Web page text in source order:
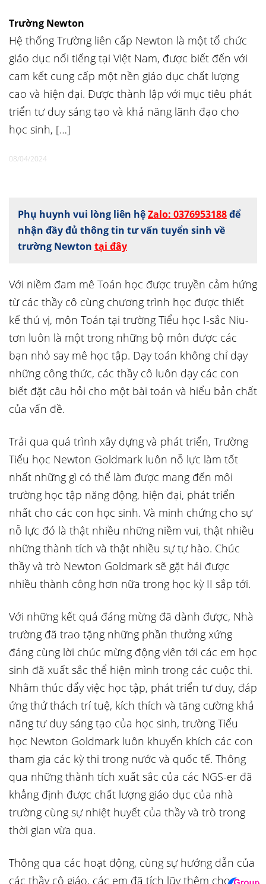
Trường Newton
Hệ thống Trường liên cấp Newton là một tổ chức
giáo dục nổi tiếng tại Việt Nam, được biết đến với
cam kết cung cấp một nền giáo dục chất lượng
cao và hiện đại. Được thành lập với mục tiêu phát
triển tư duy sáng tạo và khả năng lãnh đạo cho
học sinh, […]
08/04/2024
Phụ huynh vui lòng liên hệZalo: 0376953188để
nhận đầy đủ thông tin tư vấn tuyển sinh về
trường Newton tại đây
Với niềm đam mê Toán học được truyền cảm hứng
từ các thầy cô cùng chương trình học được thiết
kế thú vị, môn Toán tại trường Tiểu học I-sắc Niu-
tơn luôn là một trong những bộ môn được các
bạn nhỏ say mê học tập. Dạy toán không chỉ dạy
những công thức, các thầy cô luôn dạy các con
biết đặt câu hỏi cho một bài toán và hiểu bản chất
của vấn đề.
Trải qua quá trình xây dựng và phát triển, Trường
Tiểu học Newton Goldmark luôn nỗ lực làm tốt
nhất những gì có thể làm được mang đến môi
trường học tập năng động, hiện đại, phát triển
nhất cho các con học sinh. Và minh chứng cho sự
nỗ lực đó là thật nhiều những niềm vui, thật nhiều
những thành tích và thật nhiều sự tự hào. Chúc
thầy và trò Newton Goldmark sẽ gặt hái được
nhiều thành công hơn nữa trong học kỳ II sắp tới.
Với những kết quả đáng mừng đã dành được, Nhà
trường đã trao tặng những phần thưởng xứng
đáng cùng lời chúc mừng động viên tới các em học
sinh đã xuất sắc thể hiện mình trong các cuộc thi.
Nhằm thúc đẩy việc học tập, phát triển tư duy, đáp
ứng thử thách trí tuệ, kích thích và tăng cường khả
năng tư duy sáng tạo của học sinh, trường Tiểu
học Newton Goldmark luôn khuyến khích các con
tham gia các kỳ thi trong nước và quốc tế. Thông
qua những thành tích xuất sắc của các NGS-er đã
khẳng định được chất lượng giáo dục của nhà
trường cùng sự nhiệt huyết của thầy và trò trong
thời gian vừa qua.
Thông qua các hoạt động, cùng sự hướng dẫn của
các thầy cô giáo, các em đã tích lũy thêm cho